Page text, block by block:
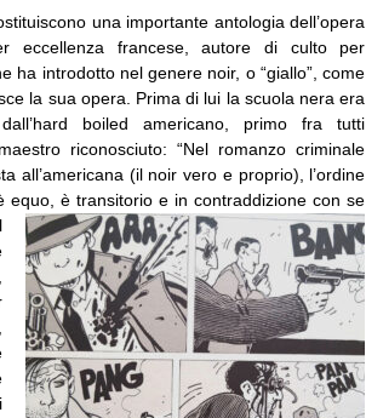
una importante antologia dell’opera
eccellenza francese, autore di culto per
ha introdotto nel genere noir, o “giallo”, come
la sua opera. Prima di lui la scuola nera era
dall’hard boiled americano, primo fra tutti
riconosciuto: “Nel romanzo criminale
all’americana (il noir vero e proprio), l’ordine
equo, è transitorio e in contraddizione con se